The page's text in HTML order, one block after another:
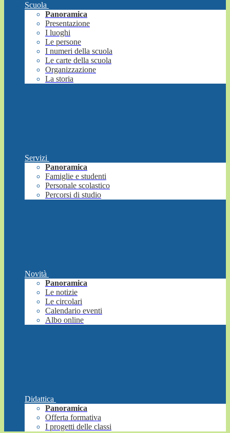
Scuola
Panoramica
Presentazione
I luoghi
Le persone
I numeri della scuola
Le carte della scuola
Organizzazione
La storia
Servizi
Panoramica
Famiglie e studenti
Personale scolastico
Percorsi di studio
Novità
Panoramica
Le notizie
Le circolari
Calendario eventi
Albo online
Didattica
Panoramica
Offerta formativa
I progetti delle classi